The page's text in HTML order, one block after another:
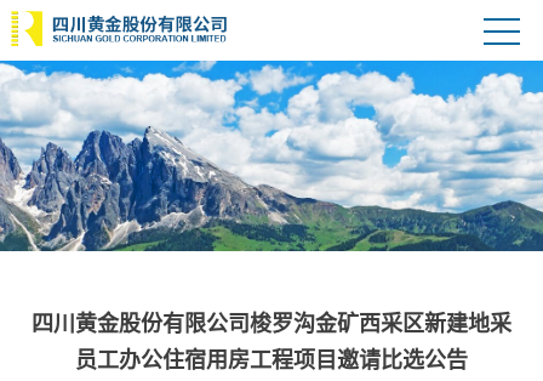
四川黄金股份有限公司梭罗沟金矿西采区新建地采
员工办公住宿用房工程项目邀请比选公告